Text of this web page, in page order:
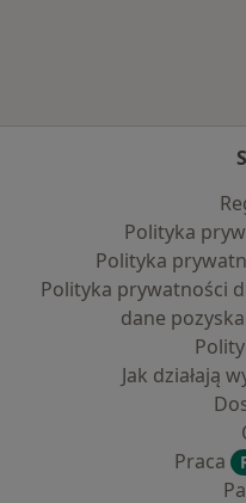
Polityka
Polityka
Polityka prywatności
dane
Jak działają
Praca